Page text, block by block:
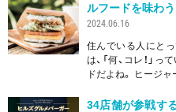
ルフードを味わう
2024.06.16
住んでいる人にと
は、「何、コレ！」
ドだよね。 ヒージ
34店舗が参戦す